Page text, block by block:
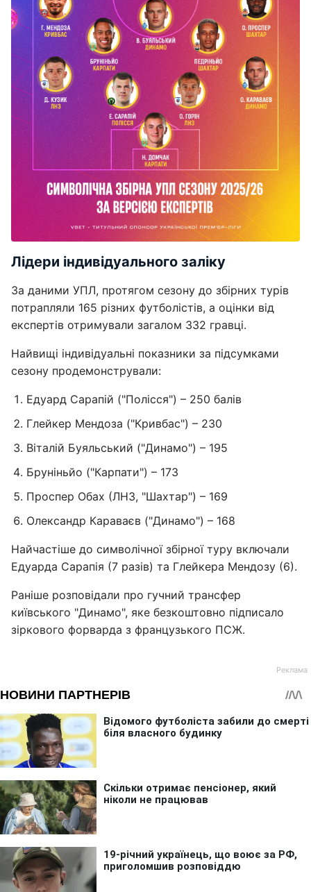
Лідери індивідуального заліку
За даними УПЛ, протягом сезону до збірних турів
потрапляли 165 різних футболістів, а оцінки від
експертів отримували загалом 332 гравці.
Найвищі індивідуальні показники за підсумками
сезону продемонстрували:
Едуард Сарапій ("Полісся") – 250 балів
Глейкер Мендоза ("Кривбас") – 230
Віталій Буяльський ("Динамо") – 195
Бруніньйо ("Карпати") – 173
Проспер Обах (ЛНЗ, "Шахтар") – 169
Олександр Караваєв ("Динамо") – 168
Найчастіше до символічної збірної туру включали
Едуарда Сарапія (7 разів) та Глейкера Мендозу (6).
Раніше розповідали про гучний трансфер
київського "Динамо", яке безкоштовно підписало
зіркового форварда з французького ПСЖ.